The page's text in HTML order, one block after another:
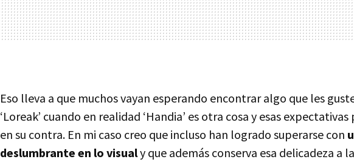
Eso lleva a que muchos vayan esperando encontrar algo que les
‘Loreak’ cuando en realidad ‘Handia’ es otra cosa y esas
en su contra. En mi caso creo que incluso han logrado superarse con
deslumbrante en lo visualy que además conserva esa delicadeza a